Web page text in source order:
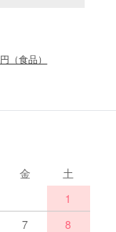
（食品）
金
土
1
7
8